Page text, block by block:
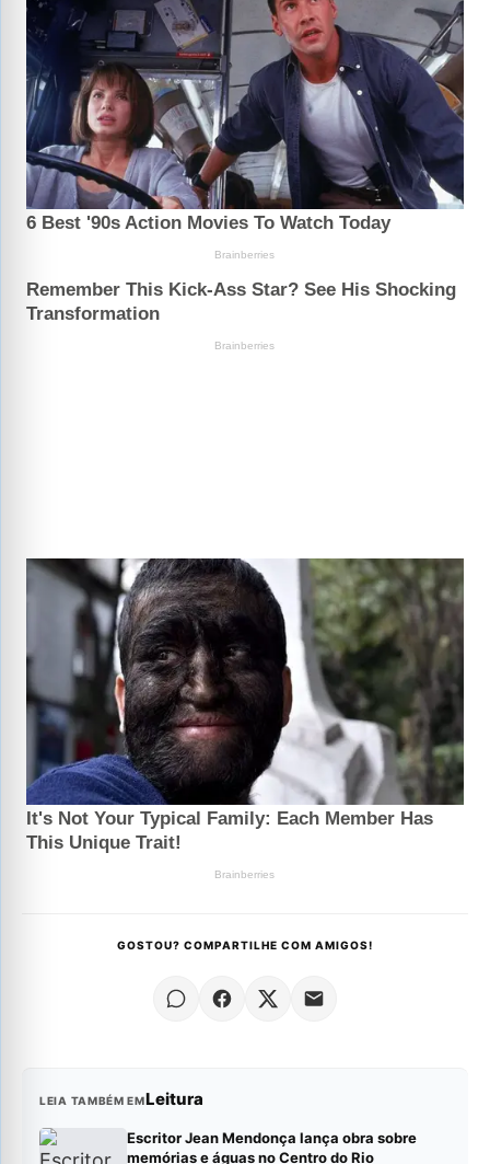
GOSTOU? COMPARTILHE COM AMIGOS!
LEIA TAMBÉM EMLeitura
Escritor Jean Mendonça lança obra sobre
memórias e águas no Centro do Rio